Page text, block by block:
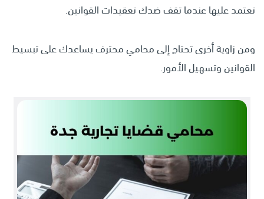
تعتمد عليها عندما تقف ضدك تعقيدات القوانين.
ومن زاوية أخرى تحتاج إلى محامي محترف يساعدك على تبسيط
القوانين وتسهيل الأمور.